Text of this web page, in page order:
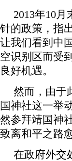
2013年10
针的政策，指
让我们看到中
空识别区而受
良好机遇。
然而，由于
国神社这一举
然参拜靖国神
致离和平之路
在政府外交